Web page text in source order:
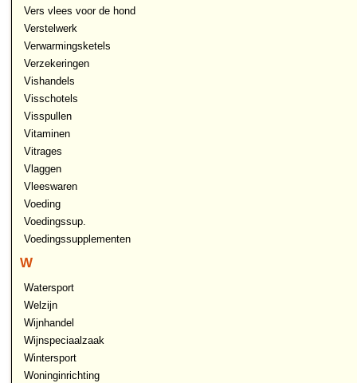
Vers vlees voor de hond
Verstelwerk
Verwarmingsketels
Verzekeringen
Vishandels
Visschotels
Visspullen
Vitaminen
Vitrages
Vlaggen
Vleeswaren
Voeding
Voedingssup.
Voedingssupplementen
W
Watersport
Welzijn
Wijnhandel
Wijnspeciaalzaak
Wintersport
Woninginrichting